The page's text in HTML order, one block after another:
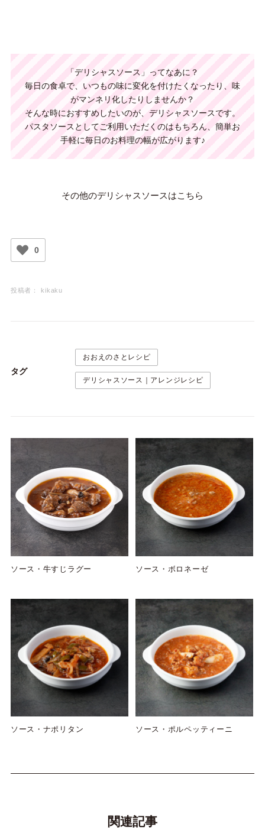
「デリシャスソース」ってなあに？
毎日の食卓で、いつもの味に変化を付けたくなったり、味
がマンネリ化したりしませんか？
そんな時におすすめしたいのが、デリシャスソースです。
パスタソースとしてご利用いただくのはもちろん、 簡単お
手軽に毎日のお料理の幅が広がります♪
その他のデリシャスソースはこちら
0
投稿者： kikaku
タグ
おおえのさとレシピ
デリシャスソース｜アレンジレシピ
ソース・牛すじラグー ソース・ボロネーゼ
ソース・ナポリタン ソース・ポルペッティーニ
関連記事